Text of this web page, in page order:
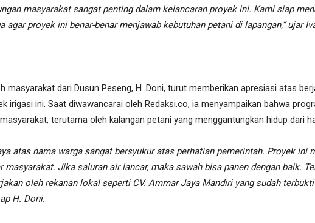
masyarakat sangat penting dalam kelancaran proyek ini. Kami siap
agar proyek ini benar-benar menjawab kebutuhan petani di lapangan,” ujar
masyarakat dari Dusun Peseng, H. Doni, turut memberikan apresiasi atas
irigasi ini. Saat diwawancarai oleh Redaksi.co, ia menyampaikan bahwa
terutama oleh kalangan petani yang menggantungkan hidup dari
atas nama warga sangat bersyukur atas perhatian pemerintah. Proyek ini
masyarakat. Jika saluran air lancar, maka sawah bisa panen dengan baik.
oleh rekanan lokal seperti CV. Ammar Jaya Mandiri yang sudah terbukti
H. Doni.